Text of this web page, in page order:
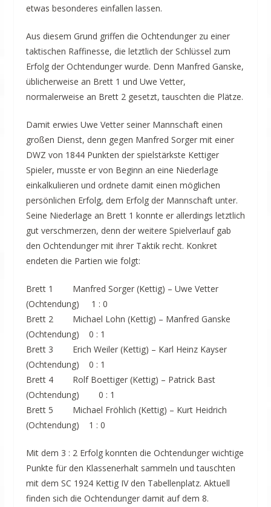
etwas besonderes einfallen lassen.
Aus diesem Grund griffen die Ochtendunger zu einer
taktischen Raffinesse, die letztlich der Schlüssel zum
Erfolg der Ochtendunger wurde. Denn Manfred Ganske,
üblicherweise an Brett 1 und Uwe Vetter,
normalerweise an Brett 2 gesetzt, tauschten die Plätze.
Damit erwies Uwe Vetter seiner Mannschaft einen
großen Dienst, denn gegen Manfred Sorger mit einer
DWZ von 1844 Punkten der spielstärkste Kettiger
Spieler, musste er von Beginn an eine Niederlage
einkalkulieren und ordnete damit einen möglichen
persönlichen Erfolg, dem Erfolg der Mannschaft unter.
Seine Niederlage an Brett 1 konnte er allerdings letztlich
gut verschmerzen, denn der weitere Spielverlauf gab
den Ochtendunger mit ihrer Taktik recht. Konkret
endeten die Partien wie folgt:
Brett 1 Manfred Sorger (Kettig) – Uwe Vetter
(Ochtendung) 1 : 0
Brett 2 Michael Lohn (Kettig) – Manfred Ganske
(Ochtendung) 0 : 1
Brett 3 Erich Weiler (Kettig) – Karl Heinz Kayser
(Ochtendung) 0 : 1
Brett 4 Rolf Boettiger (Kettig) – Patrick Bast
(Ochtendung) 0 : 1
Brett 5 Michael Fröhlich (Kettig) – Kurt Heidrich
(Ochtendung) 1 : 0
Mit dem 3 : 2 Erfolg konnten die Ochtendunger wichtige
Punkte für den Klassenerhalt sammeln und tauschten
mit dem SC 1924 Kettig IV den Tabellenplatz. Aktuell
finden sich die Ochtendunger damit auf dem 8.